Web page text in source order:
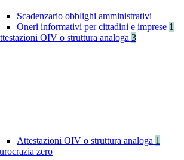
Scadenzario obblighi amministrativi
Oneri informativi per cittadini e imprese 1
OIV o struttura analoga 3
Attestazioni OIV o struttura analoga 1
zero